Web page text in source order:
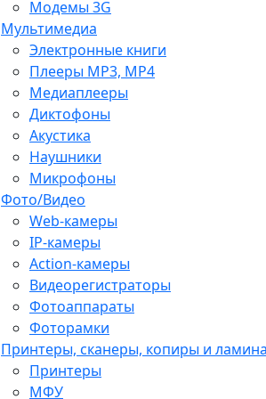
Модемы 3G
Мультимедиа
Электронные книги
Плееры MP3, MP4
Медиаплееры
Диктофоны
Акустика
Наушники
Микрофоны
Фото/Видео
Web-камеры
IP-камеры
Action-камеры
Видеорегистраторы
Фотоаппараты
Фоторамки
Принтеры, сканеры, копиры и
Принтеры
МФУ